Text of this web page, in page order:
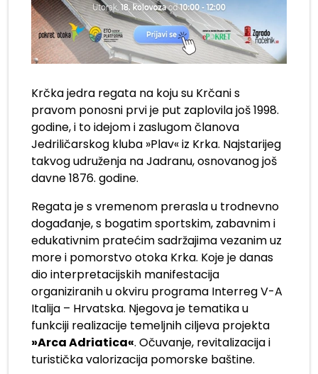
Krčka jedra regata na koju su Krčani s
pravom ponosni prvi je put zaplovila još 1998.
godine, i to idejom i zaslugom članova
Jedriličarskog kluba »Plav« iz Krka. Najstarijeg
takvog udruženja na Jadranu, osnovanog još
davne 1876. godine.
Regata je s vremenom prerasla u trodnevno
događanje, s bogatim sportskim, zabavnim i
edukativnim pratećim sadržajima vezanim uz
more i pomorstvo otoka Krka. Koje je danas
dio interpretacijskih manifestacija
organiziranih u okviru programa Interreg V-A
Italija – Hrvatska. Njegova je tematika u
funkciji realizacije temeljnih ciljeva projekta
»Arca Adriatica«. Očuvanje, revitalizacija i
turistička valorizacija pomorske baštine.